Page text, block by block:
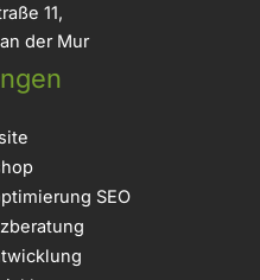
11,
der Mur
SEO